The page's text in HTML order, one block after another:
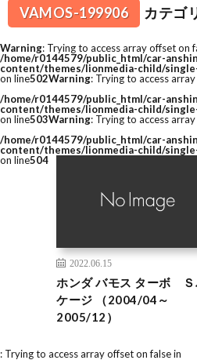
VAMOS-199906 カテゴ
Warning: Trying to access array offset on
/home/r0144579/public_html/car-
content/themes/lionmedia-child/
on line502Warning: Trying to access
/home/r0144579/public_html/car-
content/themes/lionmedia-child/
on line503Warning: Trying to access
/home/r0144579/public_html/car-
content/themes/lionmedia-child/
on line504
2022.06.15
ホンダ バモス ターボ Ｓ
ケージ （2004/04～
2005/12）
: Trying to access array offset on false in